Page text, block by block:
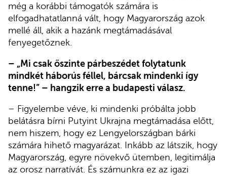
még a korábbi támogatók számára is
elfogadhatatlanná vált, hogy Magyarország azok
mellé áll, akik a hazánk megtámadásával
fenyegetőznek.
– „Mi csak őszinte párbeszédet folytatunk
mindkét háborús féllel, bárcsak mindenki így
tenne!” – hangzik erre a budapesti válasz.
– Figyelembe véve, ki mindenki próbálta jobb
belátásra bírni Putyint Ukrajna megtámadása előtt,
nem hiszem, hogy ez Lengyelországban bárki
számára hihető magyarázat. Inkább az látszik, hogy
Magyarország, egyre növekvő ütemben, legitimálja
az orosz narratívát. És számunkra ez az igazi